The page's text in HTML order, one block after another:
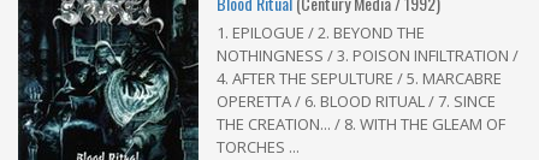
1. EPILOGUE / 2. BEYOND THE
NOTHINGNESS / 3. POISON INFILTRATION /
4. AFTER THE SEPULTURE / 5. MARCABRE
OPERETTA / 6. BLOOD RITUAL / 7. SINCE
THE CREATION... / 8. WITH THE GLEAM OF
TORCHES ...